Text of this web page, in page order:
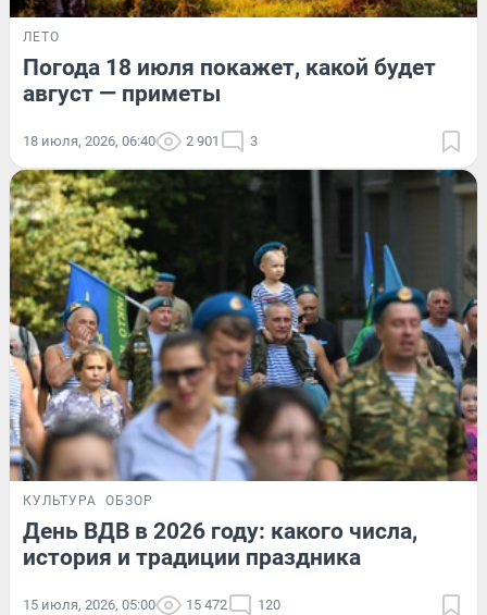
ЛЕТО
Погода 18 июля покажет, какой будет
август — приметы
18 июля, 2026, 06:40 2 901 3
КУЛЬТУРА ОБЗОР
День ВДВ в 2026 году: какого числа,
история и традиции праздника
15 июля, 2026, 05:00 15 472 120